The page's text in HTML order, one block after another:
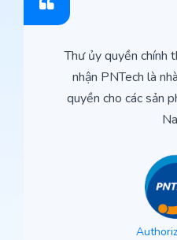
Thư ủy quyền chính
nhận PNTech là
quyền cho các sản